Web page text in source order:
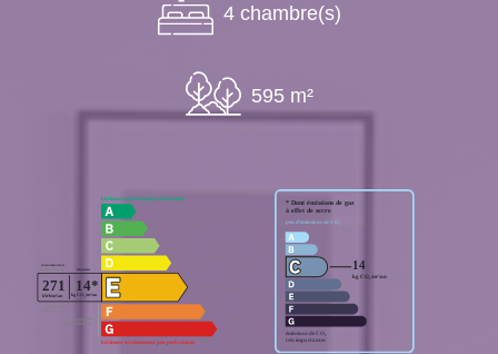
4 chambre(s)
595 m²